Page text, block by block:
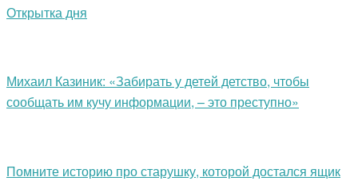
Открытка дня
Михаил Казиник: «Забирать у детей детство, чтобы
сообщать им кучу информации, – это преступно»
Помните историю про старушку, которой достался ящик